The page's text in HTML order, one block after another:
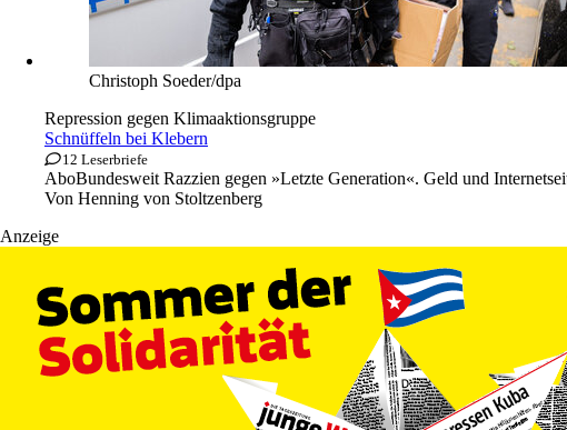
Christoph Soeder/dpa
Repression gegen Klimaaktionsgruppe
Schnüffeln bei Klebern
12 Leserbriefe
AboBundesweit Razzien gegen »Letzte Generation«. Geld und
Von Henning von Stoltzenberg
Anzeige